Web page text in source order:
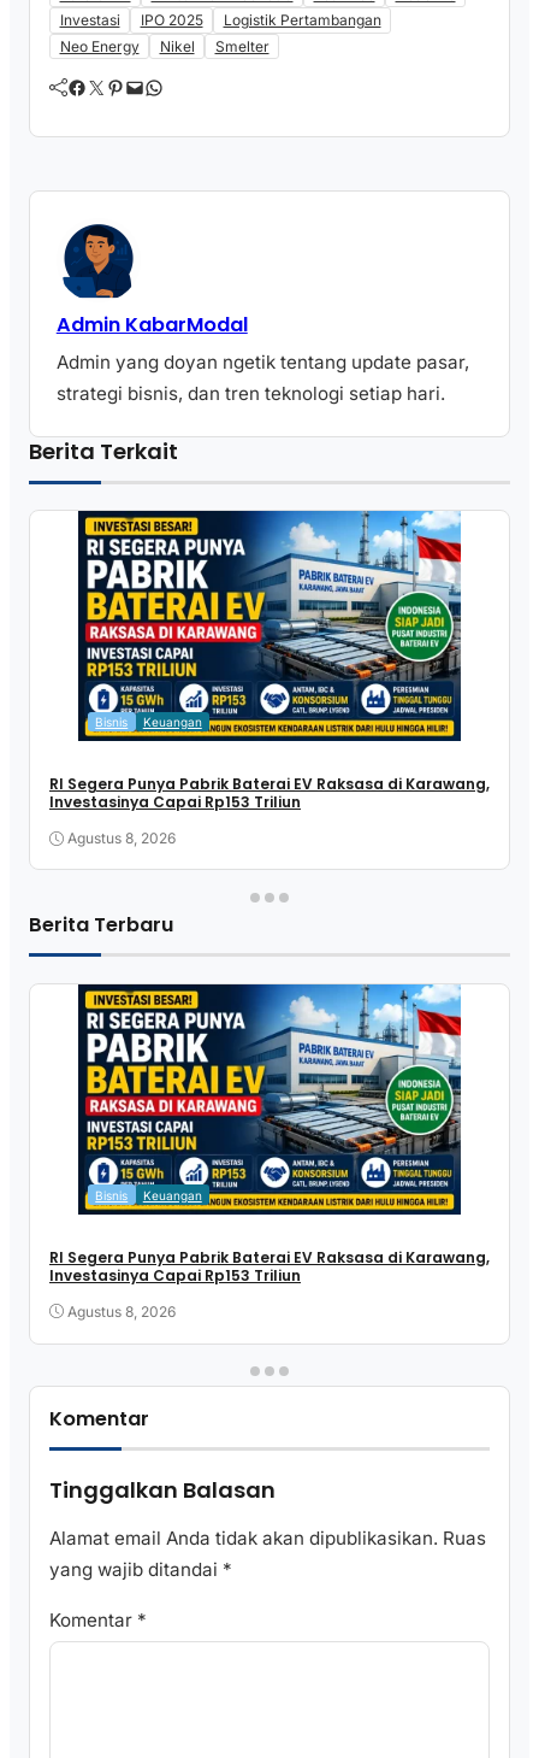
Investasi
IPO 2025
Logistik Pertambangan
Neo Energy
Nikel Smelter
Facebook Twitter Pinterest Mail WhatsApp
Admin KabarModal
Admin yang doyan ngetik tentang update pasar,
strategi bisnis, dan tren teknologi setiap hari.
Berita Terkait
Bisnis Keuangan
RI Segera Punya Pabrik Baterai EV Raksasa di Karawang,
Investasinya Capai Rp153 Triliun
Agustus 8, 2026
Berita Terbaru
Bisnis Keuangan
RI Segera Punya Pabrik Baterai EV Raksasa di Karawang,
Investasinya Capai Rp153 Triliun
Agustus 8, 2026
Komentar
Tinggalkan Balasan
Alamat email Anda tidak akan dipublikasikan. Ruas
yang wajib ditandai *
Komentar *